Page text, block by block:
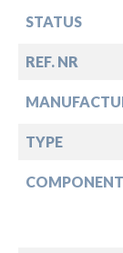
STATUS
REF. NR
TYPE
COMPONENT